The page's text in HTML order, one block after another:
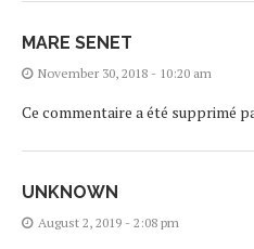
MARE SENET
November 30, 2018 - 10:20 am
Ce commentaire a été supprimé
UNKNOWN
August 2, 2019 - 2:08 pm